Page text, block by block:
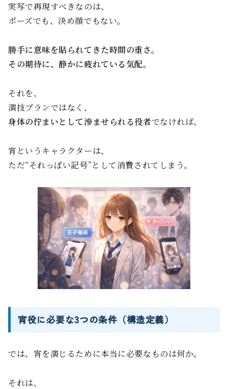
実写で再現すべきなのは、
ポーズでも、決め顔でもない。
勝手に意味を貼られてきた時間の重さ。
その期待に、静かに疲れている気配。
それを、
演技プランではなく、
身体の佇まいとして滲ませられる役者でなければ、
宵というキャラクターは、
ただ“それっぽい記号”として消費されてしまう。
宵役に必要な3つの条件（構造定義）
では、宵を演じるために本当に必要なものは何か。
それは、